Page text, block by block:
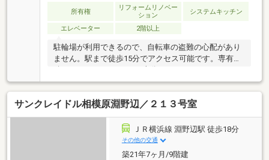
所有権
リフォームリノベー
ション
システムキッチン
エレベーター 2階以上
駐輪場が利用できるので、自転車の盗難の心配があり
ません。駅まで徒歩15分でアクセス可能です。専有面
めの物件です。子供が危険にさらされないよう、歩道
が整備されています。内装リフォーム済みなので、新
しくなった住まいで生活を始めることができます。
7.54㎡の広さのバルコニー付き物件です。きれいで使
い勝手の良いシステムキッチン付きの物件になりま
サンクレイドル相模原淵野辺／２１３号室
ＪＲ横浜線 淵野辺駅 徒歩18分
その他の交通
築21年7ヶ月/9階建